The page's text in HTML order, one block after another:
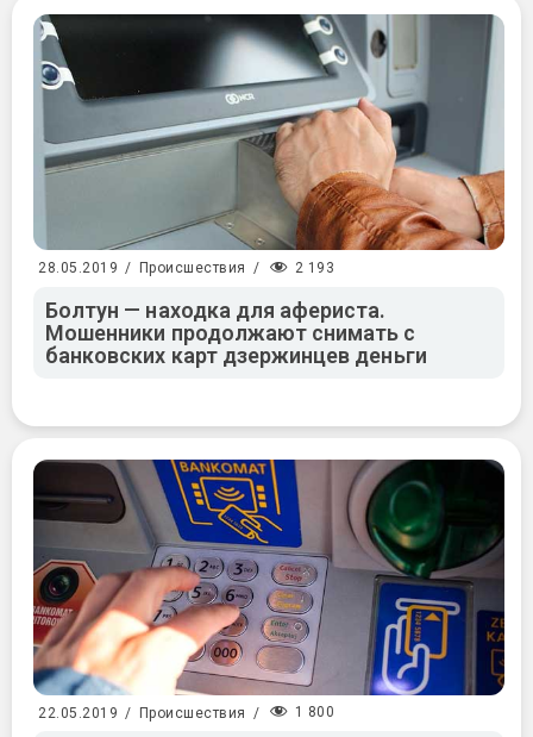
28.05.2019 / Происшествия / 2 193
Болтун — находка для афериста.
Мошенники продолжают снимать с
банковских карт дзержинцев деньги
22.05.2019 / Происшествия / 1 800